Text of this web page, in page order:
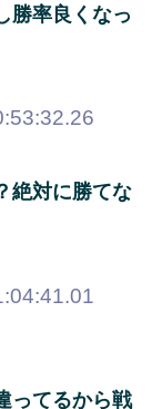
勝率良くなっ
絶対に勝てな
ってるから戦